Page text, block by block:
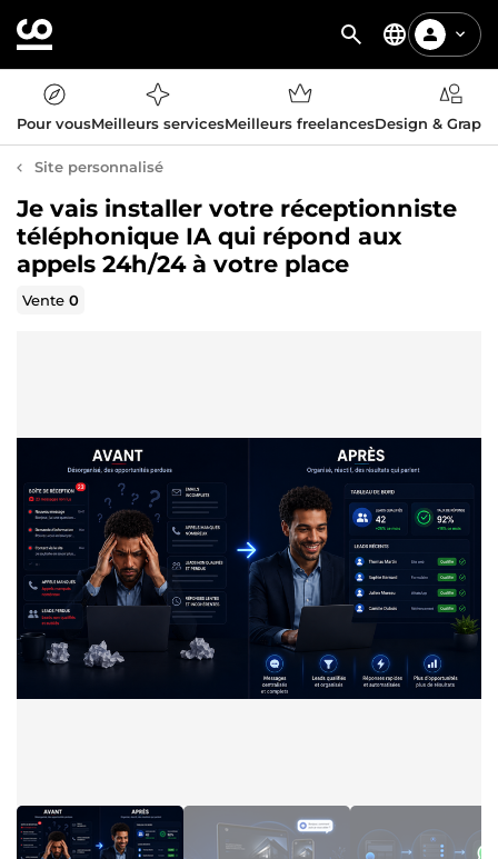
Pour vousMeilleurs servicesMeilleurs freelancesDesign &
Site personnalisé
Je vais installer votre réceptionniste
téléphonique IA qui répond aux
appels 24h/24 à votre place
Vente0